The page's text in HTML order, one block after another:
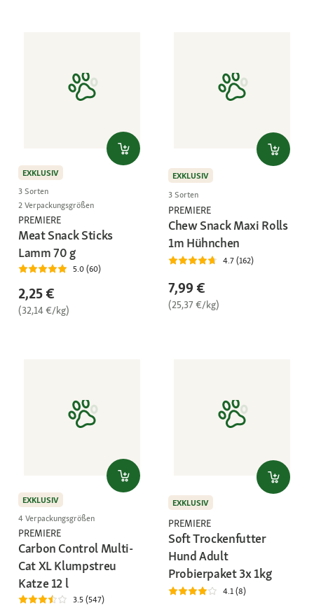
EXKLUSIV
3 Sorten
2 Verpackungsgrößen
PREMIERE
Meat Snack Sticks
Lamm 70 g
5.0 (60)
2,25 €
(32,14 €/kg)
EXKLUSIV
3 Sorten
PREMIERE
Chew Snack Maxi Rolls
1m Hühnchen
4.7 (162)
7,99 €
(25,37 €/kg)
EXKLUSIV
4 Verpackungsgrößen
PREMIERE
Carbon Control Multi-
Cat XL Klumpstreu
Katze 12 l
3.5 (547)
EXKLUSIV
PREMIERE
Soft Trockenfutter
Hund Adult
Probierpaket 3x 1kg
4.1 (8)